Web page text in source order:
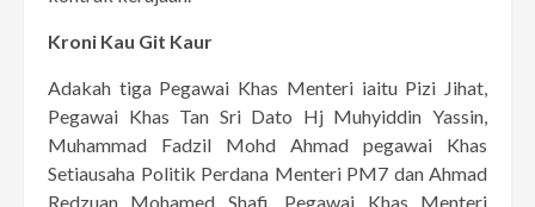
Kroni Kau Git Kaur
Adakah tiga Pegawai Khas Menteri iaitu Pizi Jihat,
Pegawai Khas Tan Sri Dato Hj Muhyiddin Yassin,
Muhammad Fadzil Mohd Ahmad pegawai Khas
Setiausaha Politik Perdana Menteri PM7 dan Ahmad
Redzuan Mohamed Shafi, Pegawai Khas Menteri